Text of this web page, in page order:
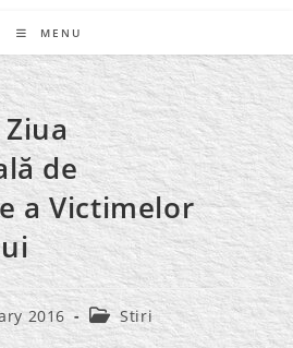
MENU
de
a Victimelor
2016
Post
category:
Stiri